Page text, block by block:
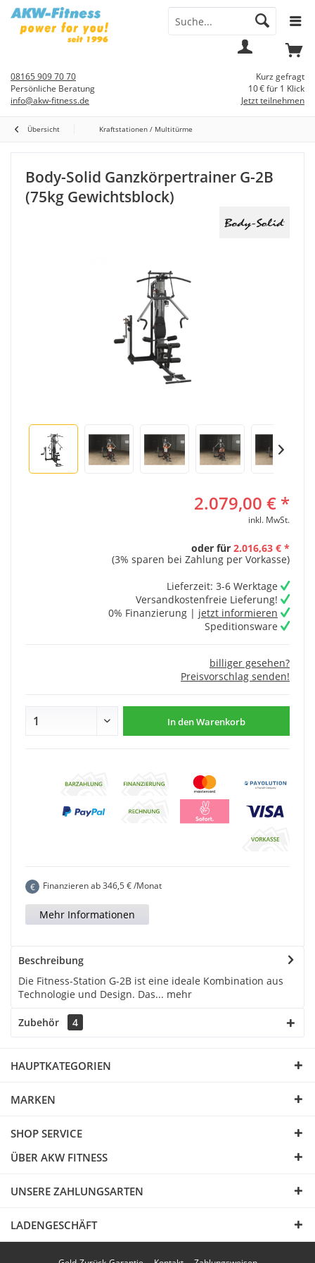
Kurz gefragt
10 € für 1 Klick
Jetzt teilnehmen
08165 909 70 70
Persönliche Beratung
info@akw-fitness.de
Übersicht Kraftstationen / Multitürme
Body-Solid Ganzkörpertrainer G-2B
(75kg Gewichtsblock)
2.079,00 € *
inkl. MwSt.
oder für 2.016,63 € *
(3% sparen bei Zahlung per Vorkasse)
Lieferzeit: 3-6 Werktage
Versandkostenfreie Lieferung!
0% Finanzierung | jetzt informieren
Speditionsware
billiger gesehen?
Preisvorschlag senden!
In denWarenkorb
€ Finanzieren ab346,5 € /Monat
Mehr Informationen
Beschreibung
Die Fitness-Station G-2B ist eine ideale Kombination aus
Technologie und Design. Das... mehr
Zubehör 4
HAUPTKATEGORIEN
MARKEN
SHOP SERVICE
ÜBER AKW FITNESS
UNSERE ZAHLUNGSARTEN
LADENGESCHÄFT